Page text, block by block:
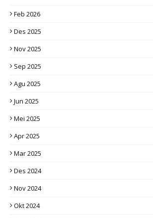
Feb 2026
Des 2025
Nov 2025
Sep 2025
Agu 2025
Jun 2025
Mei 2025
Apr 2025
Mar 2025
Des 2024
Nov 2024
Okt 2024